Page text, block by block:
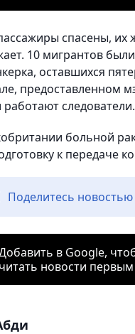
спасены, их
10 мигрантов
оставшихся
предоставленном
следователи.
больной
к передаче
Поделитесь новостью
в Google,
читать новости первым